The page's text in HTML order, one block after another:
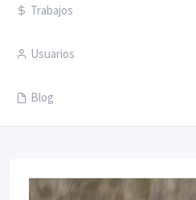
Trabajos
Usuarios
Blog